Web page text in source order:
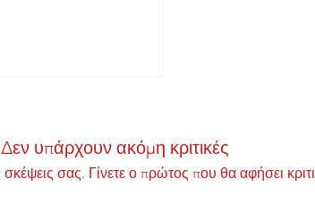
Δεν υπάρχουν ακόμη κριτικές
σκέψεις σας. Γίνετε ο πρώτος που θα αφήσει